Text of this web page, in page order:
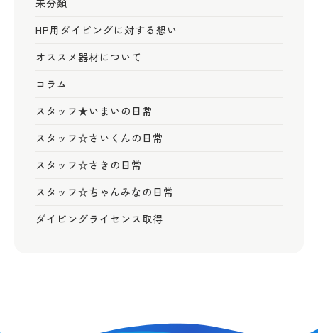
HP用ダイビングに対する想い
オススメ器材について
コラム
スタッフ★いまいの日常
スタッフ☆さいくんの日常
スタッフ☆さきの日常
スタッフ☆ちゃんみなの日常
ダイビングライセンス取得